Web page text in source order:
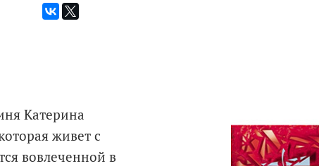
Катерина
живет с
вовлеченной в